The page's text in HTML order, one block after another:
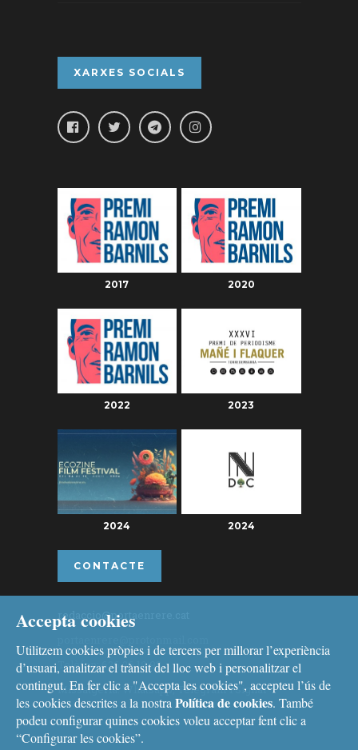
XARXES SOCIALS
2017 2020
2022 2023
2024 2024
CONTACTE
redaccio@portaenrere.cat
Telèfon: 626 26 19 93
Missatgeria: Whatsapp, Telegram i Signal
Accepta cookies
Utilitzem cookies pròpies i de tercers per millorar l’experiència
d’usuari, analitzar el trànsit del lloc web i personalitzar el
contingut. En fer clic a "Accepta les cookies", accepteu l’ús de
les cookies descrites a la nostra Política de cookies. També
podeu configurar quines cookies voleu acceptar fent clic a
“Configurar les cookies”.